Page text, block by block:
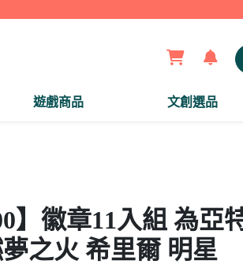
遊戲商品 文創選品
】徽章11入組 為亞
之火 希里爾 明星